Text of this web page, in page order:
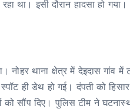
था। इसी दौरान हादसा हो गया।
नोहर थाना क्षेत्र में देइदास गांव में
ही डेथ हो गई। दंपती को
को सौंप दिए। पुलिस टीम ने